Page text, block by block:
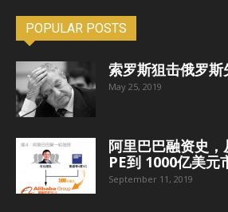
POPULAR POSTS
索罗斯狙击俄罗
May 25, 2019
阿里巴巴融资史，
PE到 1000亿美元
September 11, 2019